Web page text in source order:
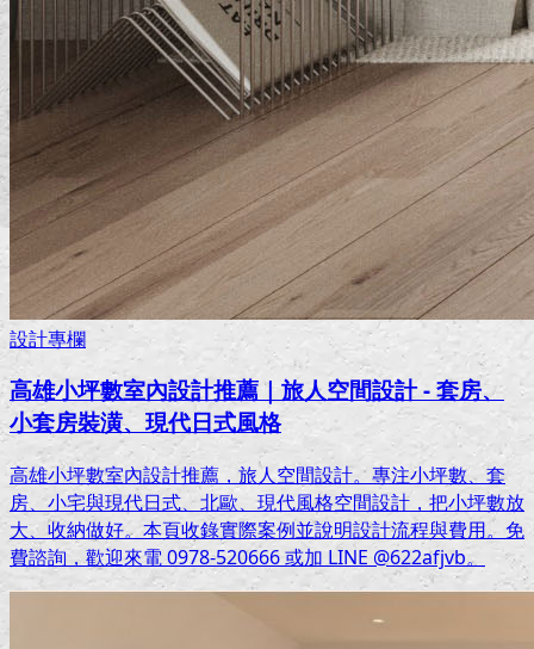
設計專欄
高雄小坪數室內設計推薦｜旅人空間設計 - 套房、
小套房裝潢、現代日式風格
高雄小坪數室內設計推薦，旅人空間設計。專注小坪數、套
房、小宅與現代日式、北歐、現代風格空間設計，把小坪數放
大、收納做好。本頁收錄實際案例並說明設計流程與費用。免
費諮詢，歡迎來電 0978-520666 或加 LINE @622afjvb。